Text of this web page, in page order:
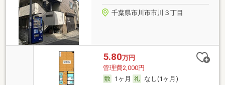
千葉県市川市市川３丁目
5.80万円
管理費2,000円
1ヶ月
なし(1ヶ月)